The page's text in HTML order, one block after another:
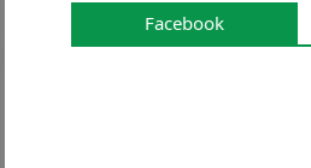
Facebook